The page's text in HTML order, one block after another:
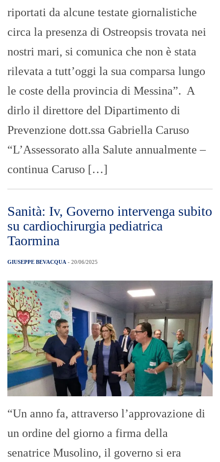
riportati da alcune testate giornalistiche
circa la presenza di Ostreopsis trovata nei
nostri mari, si comunica che non è stata
rilevata a tutt’oggi la sua comparsa lungo
le coste della provincia di Messina”. A
dirlo il direttore del Dipartimento di
Prevenzione dott.ssa Gabriella Caruso
“L’Assessorato alla Salute annualmente –
continua Caruso […]
Sanità: Iv, Governo intervenga subito
su cardiochirurgia pediatrica
Taormina
GIUSEPPE BEVACQUA - 20/06/2025
“Un anno fa, attraverso l’approvazione di
un ordine del giorno a firma della
senatrice Musolino, il governo si era